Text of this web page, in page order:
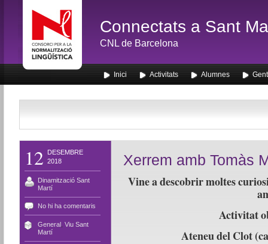
Connectats a Sant
CNL de Barcelona
Inici Activitats Alumnes
12
DESEMBRE
2018
Dinamització Sant
Martí
No hi ha comentaris
General, Viu Sant
Martí
Xerrem amb Tomàs
Vine a descobrir moltes
Activitat
Ateneu del Clot